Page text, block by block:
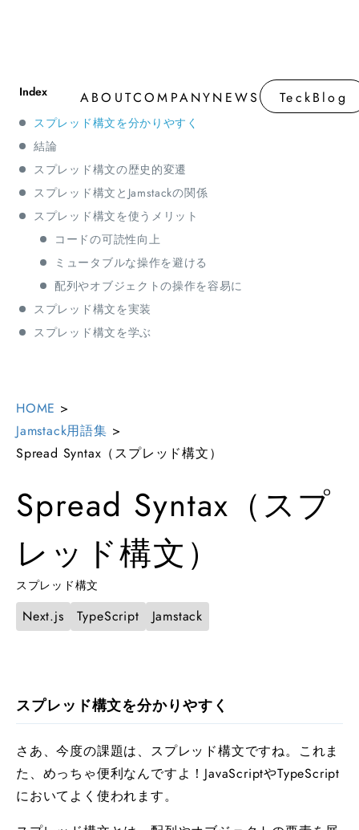
ABOUT
ABOUT
COMPANY
COMPANY
NEWS
TeckBlog
HOME >
Jamstack用語集 >
Spread Syntax（スプレッド構文）
Spread Syntax（スプ
レッド構文）
スプレッド構文
Next.js TypeScript Jamstack
スプレッド構文を分かりやすく
さあ、今度の課題は、スプレッド構文ですね。これま
た、めっちゃ便利なんですよ！JavaScriptやTypeScript
においてよく使われます。
スプレッド構文を分かりやすく
結論
スプレッド構文の歴史的変遷
スプレッド構文とJamstackの関係
スプレッド構文を使うメリット
コードの可読性向上
ミュータブルな操作を避ける
配列やオブジェクトの操作を容易に
スプレッド構文を実装
スプレッド構文を学ぶ